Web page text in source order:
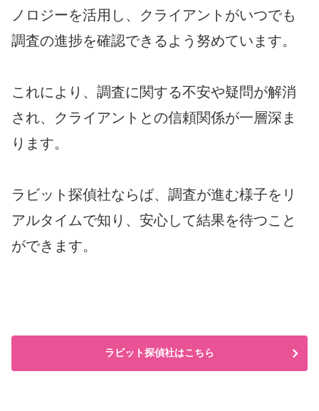
ノロジーを活用し、クライアントがいつでも
調査の進捗を確認できるよう努めています。
これにより、調査に関する不安や疑問が解消
され、クライアントとの信頼関係が一層深ま
ります。
ラビット探偵社ならば、調査が進む様子をリ
アルタイムで知り、安心して結果を待つこと
ができます。
ラビット探偵社はこちら